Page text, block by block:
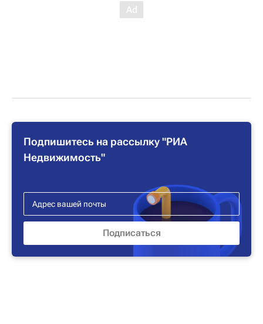
Подпишитесь на рассылку "РИА
Недвижимость"